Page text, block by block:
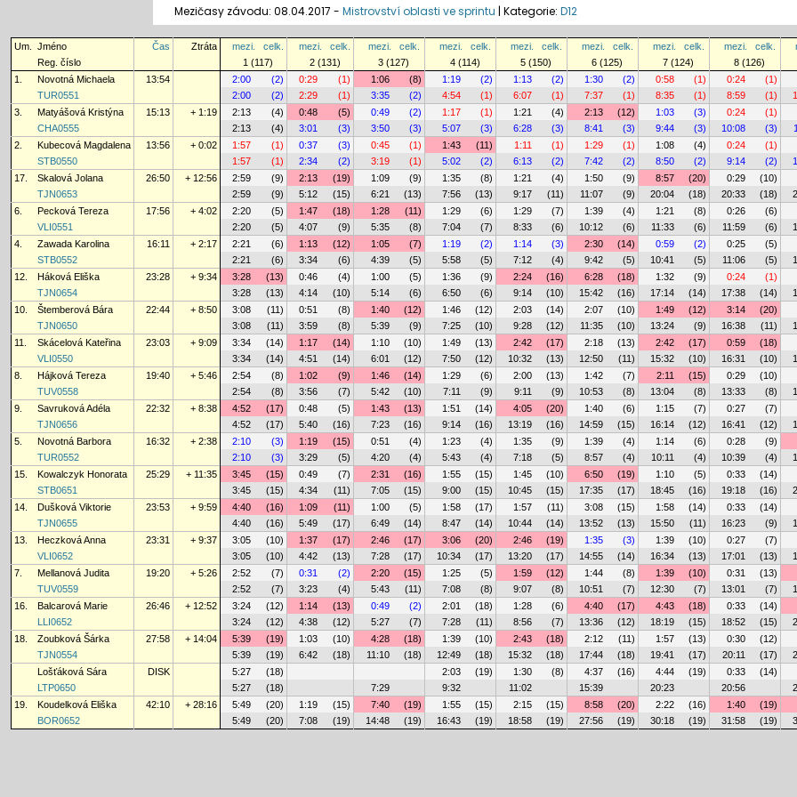
Mezičasy závodu: 08.04.2017 - Mistrovství oblasti ve sprintu | Kategorie: D12
Um. Jméno Čas Ztráta mezi. celk. mezi. celk. mezi. celk. mezi. celk. mezi. celk. mezi. celk. mezi. celk. mezi. celk.
Reg. číslo
1 (117) 2 (131) 3 (127) 4 (114) 5 (150) 6 (125) 7 (124) 8 (126)
1.
Novotná Michaela 13:54 2:00 (2) 0:29 (1) 1:06 (8) 1:19 (2) 1:13 (2) 1:30 (2) 0:58 (1) 0:24 (1)
TUR0551
2:00 (2) 2:29 (1) 3:35 (2) 4:54 (1) 6:07 (1) 7:37 (1) 8:35 (1) 8:59 (1)
3.
Matyášová Kristýna 15:13 + 1:19 2:13 (4) 0:48 (5) 0:49 (2) 1:17 (1) 1:21 (4) 2:13 (12) 1:03 (3) 0:24 (1)
CHA0555
2:13 (4) 3:01 (3) 3:50 (3) 5:07 (3) 6:28 (3) 8:41 (3) 9:44 (3) 10:08 (3)
2.
Kubecová Magdalena 13:56 + 0:02 1:57 (1) 0:37 (3) 0:45 (1) 1:43 (11) 1:11 (1) 1:29 (1) 1:08 (4) 0:24 (1)
STB0550
1:57 (1) 2:34 (2) 3:19 (1) 5:02 (2) 6:13 (2) 7:42 (2) 8:50 (2) 9:14 (2)
17.
Skalová Jolana 26:50 + 12:56 2:59 (9) 2:13 (19) 1:09 (9) 1:35 (8) 1:21 (4) 1:50 (9) 8:57 (20) 0:29 (10)
TJN0653
2:59 (9) 5:12 (15) 6:21 (13) 7:56 (13) 9:17 (11) 11:07 (9) 20:04 (18) 20:33 (18)
6.
Pecková Tereza 17:56 + 4:02 2:20 (5) 1:47 (18) 1:28 (11) 1:29 (6) 1:29 (7) 1:39 (4) 1:21 (8) 0:26 (6)
VLI0551
2:20 (5) 4:07 (9) 5:35 (8) 7:04 (7) 8:33 (6) 10:12 (6) 11:33 (6) 11:59 (6)
4.
Zawada Karolina 16:11 + 2:17 2:21 (6) 1:13 (12) 1:05 (7) 1:19 (2) 1:14 (3) 2:30 (14) 0:59 (2) 0:25 (5)
STB0552
2:21 (6) 3:34 (6) 4:39 (5) 5:58 (5) 7:12 (4) 9:42 (5) 10:41 (5) 11:06 (5)
12.
Háková Eliška 23:28 + 9:34 3:28 (13) 0:46 (4) 1:00 (5) 1:36 (9) 2:24 (16) 6:28 (18) 1:32 (9) 0:24 (1)
TJN0654
3:28 (13) 4:14 (10) 5:14 (6) 6:50 (6) 9:14 (10) 15:42 (16) 17:14 (14) 17:38 (14)
10.
Štemberová Bára 22:44 + 8:50 3:08 (11) 0:51 (8) 1:40 (12) 1:46 (12) 2:03 (14) 2:07 (10) 1:49 (12) 3:14 (20)
TJN0650
3:08 (11) 3:59 (8) 5:39 (9) 7:25 (10) 9:28 (12) 11:35 (10) 13:24 (9) 16:38 (11)
11.
Skácelová Kateřina 23:03 + 9:09 3:34 (14) 1:17 (14) 1:10 (10) 1:49 (13) 2:42 (17) 2:18 (13) 2:42 (17) 0:59 (18)
VLI0550
3:34 (14) 4:51 (14) 6:01 (12) 7:50 (12) 10:32 (13) 12:50 (11) 15:32 (10) 16:31 (10)
8.
Hájková Tereza 19:40 + 5:46 2:54 (8) 1:02 (9) 1:46 (14) 1:29 (6) 2:00 (13) 1:42 (7) 2:11 (15) 0:29 (10)
TUV0558
2:54 (8) 3:56 (7) 5:42 (10) 7:11 (9) 9:11 (9) 10:53 (8) 13:04 (8) 13:33 (8)
9.
Savruková Adéla 22:32 + 8:38 4:52 (17) 0:48 (5) 1:43 (13) 1:51 (14) 4:05 (20) 1:40 (6) 1:15 (7) 0:27 (7)
TJN0656
4:52 (17) 5:40 (16) 7:23 (16) 9:14 (16) 13:19 (16) 14:59 (15) 16:14 (12) 16:41 (12)
5.
Novotná Barbora 16:32 + 2:38 2:10 (3) 1:19 (15) 0:51 (4) 1:23 (4) 1:35 (9) 1:39 (4) 1:14 (6) 0:28 (9)
TUR0552
2:10 (3) 3:29 (5) 4:20 (4) 5:43 (4) 7:18 (5) 8:57 (4) 10:11 (4) 10:39 (4)
15.
Kowalczyk Honorata 25:29 + 11:35 3:45 (15) 0:49 (7) 2:31 (16) 1:55 (15) 1:45 (10) 6:50 (19) 1:10 (5) 0:33 (14)
STB0651
3:45 (15) 4:34 (11) 7:05 (15) 9:00 (15) 10:45 (15) 17:35 (17) 18:45 (16) 19:18 (16)
14.
Dušková Viktorie 23:53 + 9:59 4:40 (16) 1:09 (11) 1:00 (5) 1:58 (17) 1:57 (11) 3:08 (15) 1:58 (14) 0:33 (14)
TJN0655
4:40 (16) 5:49 (17) 6:49 (14) 8:47 (14) 10:44 (14) 13:52 (13) 15:50 (11) 16:23 (9)
13.
Heczková Anna 23:31 + 9:37 3:05 (10) 1:37 (17) 2:46 (17) 3:06 (20) 2:46 (19) 1:35 (3) 1:39 (10) 0:27 (7)
VLI0652
3:05 (10) 4:42 (13) 7:28 (17) 10:34 (17) 13:20 (17) 14:55 (14) 16:34 (13) 17:01 (13)
7.
Mellanová Judita 19:20 + 5:26 2:52 (7) 0:31 (2) 2:20 (15) 1:25 (5) 1:59 (12) 1:44 (8) 1:39 (10) 0:31 (13)
TUV0559
2:52 (7) 3:23 (4) 5:43 (11) 7:08 (8) 9:07 (8) 10:51 (7) 12:30 (7) 13:01 (7)
16.
Balcarová Marie 26:46 + 12:52 3:24 (12) 1:14 (13) 0:49 (2) 2:01 (18) 1:28 (6) 4:40 (17) 4:43 (18) 0:33 (14)
LLI0652
3:24 (12) 4:38 (12) 5:27 (7) 7:28 (11) 8:56 (7) 13:36 (12) 18:19 (15) 18:52 (15)
18.
Zoubková Šárka 27:58 + 14:04 5:39 (19) 1:03 (10) 4:28 (18) 1:39 (10) 2:43 (18) 2:12 (11) 1:57 (13) 0:30 (12)
TJN0554
5:39 (19) 6:42 (18) 11:10 (18) 12:49 (18) 15:32 (18) 17:44 (18) 19:41 (17) 20:11 (17)
Lošťáková Sára
DISK 5:27 (18) 2:03 (19) 1:30 (8) 4:37 (16) 4:44 (19) 0:33 (14)
LTP0650
5:27 (18) 7:29 9:32 11:02 15:39 20:23 20:56
19.
Koudelková Eliška 42:10 + 28:16 5:49 (20) 1:19 (15) 7:40 (19) 1:55 (15) 2:15 (15) 8:58 (20) 2:22 (16) 1:40 (19)
BOR0652
5:49 (20) 7:08 (19) 14:48 (19) 16:43 (19) 18:58 (19) 27:56 (19) 30:18 (19) 31:58 (19)